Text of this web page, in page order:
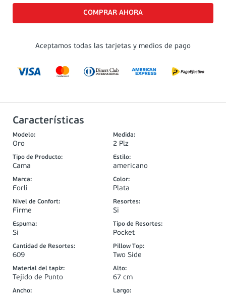
Aceptamos todas las tarjetas y medios de pago
Características
Modelo:
Oro
Medida:
2 Plz
Tipo de Producto:
Cama
Estilo:
americano
Marca:
Forli
Color:
Plata
Nivel de Confort:
Firme
Resortes:
Si
Espuma:
Si
Tipo de Resortes:
Pocket
Cantidad de Resortes:
609
Pillow Top:
Two Side
Material del tapiz:
Tejido de Punto
Alto:
67 cm
Ancho: Largo: